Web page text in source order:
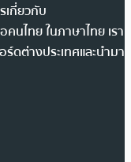
เกี่ยวกับ
นไทย ในภาษาไทย เรา
ดต่างประเทศและนำมา